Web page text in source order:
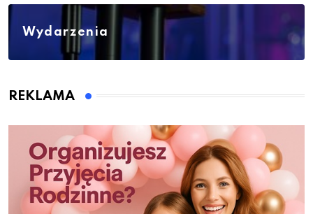
Wydarzenia
REKLAMA